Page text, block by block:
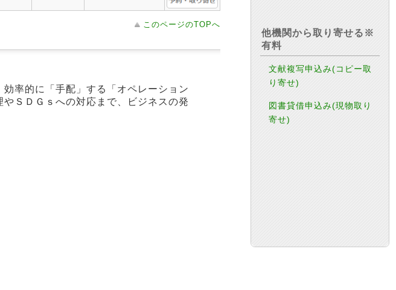
このページのTOPへ
率的に「手配」する「オペレーション
ＳＤＧｓへの対応まで、ビジネスの発
他機関から取り寄せる※
有料
文献複写申込み(コピー取
り寄せ)
図書貸借申込み(現物取り
寄せ)